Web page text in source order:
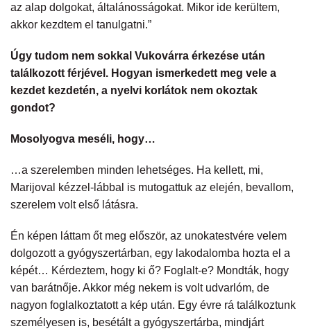
az alap dolgokat, általánosságokat. Mikor ide kerültem,
akkor kezdtem el tanulgatni.”
Úgy tudom nem sokkal Vukovárra érkezése után
találkozott férjével. Hogyan ismerkedett meg vele a
kezdet kezdetén, a nyelvi korlátok nem okoztak
gondot?
Mosolyogva meséli, hogy…
…a szerelemben minden lehetséges. Ha kellett, mi,
Marijoval kézzel-lábbal is mutogattuk az elején, bevallom,
szerelem volt első látásra.
Én képen láttam őt meg először, az unokatestvére velem
dolgozott a gyógyszertárban, egy lakodalomba hozta el a
képét… Kérdeztem, hogy ki ő? Foglalt-e? Mondták, hogy
van barátnője. Akkor még nekem is volt udvarlóm, de
nagyon foglalkoztatott a kép után. Egy évre rá találkoztunk
személyesen is, besétált a gyógyszertárba, mindjárt